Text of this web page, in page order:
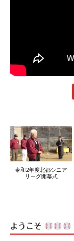
令和2年度北都シニア
リーグ開幕式
ようこそ